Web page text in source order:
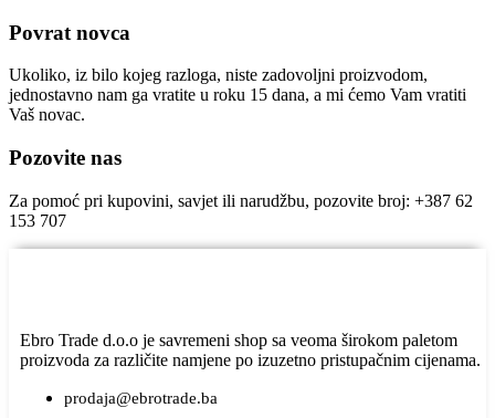
Povrat novca
Ukoliko, iz bilo kojeg razloga, niste zadovoljni proizvodom,
jednostavno nam ga vratite u roku 15 dana, a mi ćemo Vam vratiti
Vaš novac.
Pozovite nas
Za pomoć pri kupovini, savjet ili narudžbu, pozovite broj: +387 62
153 707
Ebro Trade d.o.o je savremeni shop sa veoma širokom paletom
proizvoda za različite namjene po izuzetno pristupačnim cijenama.
prodaja@ebrotrade.ba